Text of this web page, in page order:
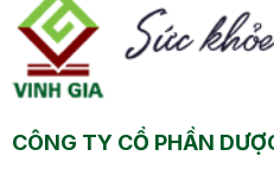
CÔNG TY CỔ PHẦN